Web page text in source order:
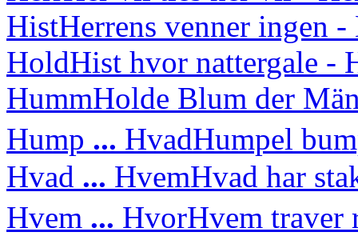
HistHerrens venner ingen
HoldHist hvor nattergale -
HummHolde Blum der
Hump ... HvadHumpel
Hvad ... HvemHvad har
Hvem ... HvorHvem